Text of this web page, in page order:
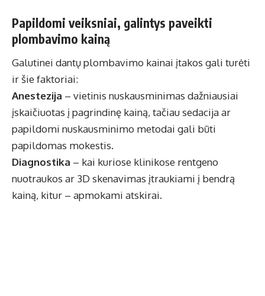
Papildomi veiksniai, galintys paveikti
plombavimo kainą
Galutinei dantų plombavimo kainai įtakos gali turėti
ir šie faktoriai:
Anestezija – vietinis nuskausminimas dažniausiai
įskaičiuotas į pagrindinę kainą, tačiau sedacija ar
papildomi nuskausminimo metodai gali būti
papildomas mokestis.
Diagnostika – kai kuriose klinikose rentgeno
nuotraukos ar 3D skenavimas įtraukiami į bendrą
kainą, kitur – apmokami atskirai.